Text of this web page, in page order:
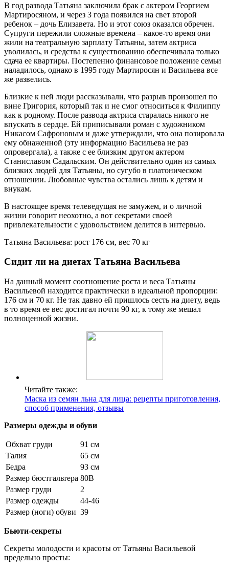
В год развода Татьяна заключила брак с актером Георгием
Мартиросяном, и через 3 года появился на свет второй
ребенок – дочь Елизавета. Но и этот союз оказался обречен.
Супруги пережили сложные времена – какое-то время они
жили на театральную зарплату Татьяны, затем актриса
уволилась, и средства к существованию обеспечивала только
сдача ее квартиры. Постепенно финансовое положение семьи
наладилось, однако в 1995 году Мартиросян и Васильева все
же развелись.
Близкие к ней люди рассказывали, что разрыв произошел по
вине Григория, который так и не смог относиться к Филиппу
как к родному. После развода актриса старалась никого не
впускать в сердце. Ей приписывали роман с художником
Никасом Сафроновым и даже утверждали, что она позировала
ему обнаженной (эту информацию Васильева не раз
опровергала), а также с ее близким другом актером
Станиславом Садальским. Он действительно один из самых
близких людей для Татьяны, но сугубо в платоническом
отношении. Любовные чувства остались лишь к детям и
внукам.
В настоящее время телеведущая не замужем, и о личной
жизни говорит неохотно, а вот секретами своей
привлекательности с удовольствием делится в интервью.
Татьяна Васильева: рост 176 см, вес 70 кг
Сидит ли на диетах Татьяна Васильева
На данный момент соотношение роста и веса Татьяны
Васильевой находится практически в идеальной пропорции:
176 см и 70 кг. Не так давно ей пришлось сесть на диету, ведь
в то время ее вес достигал почти 90 кг, к тому же мешал
полноценной жизни.
Читайте также:
Маска из семян льна для лица: рецепты приготовления,
способ применения, отзывы
Размеры одежды и обуви
Обхват груди
91 см
Талия
65 см
Бедра
93 см
Размер бюстгальтера 80B
Размер груди
2
Размер одежды
44-46
Размер (ноги) обуви 39
Бьюти-секреты
Секреты молодости и красоты от Татьяны Васильевой
предельно просты: